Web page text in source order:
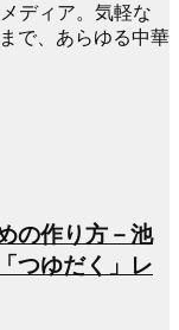
ディア。気軽な
で、あらゆる中華
の作り方－池
つゆだく」レ